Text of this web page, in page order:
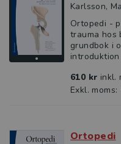
Karlsson,
Ortopedi -
trauma hos
grundbok i
610 kr inkl.
Exkl.
Ortopedi